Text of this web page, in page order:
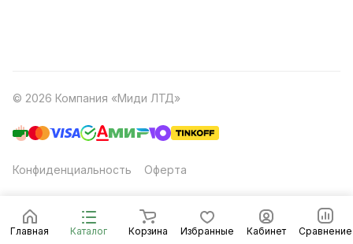
Главная Каталог Корзина Избранные Кабинет Сравнение
© 2026 Компания «Миди ЛТД»
Конфиденциальность Оферта